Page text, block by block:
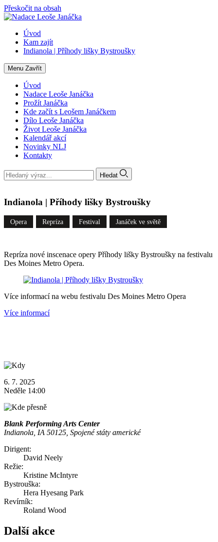
Přeskočit na obsah
Úvod
Kam zajít
Indianola | Příhody lišky Bystroušky
Menu Zavřít
Úvod
Nadace Leoše Janáčka
Prožít Janáčka
Kde začít s Leošem Janáčkem
Dílo Leoše Janáčka
Život Leoše Janáčka
Kalendář akcí
Novinky NLJ
Kontakty
Hledat
Indianola | Příhody lišky Bystroušky
Opera Repríza Festival Janáček ve světě
Repríza nové inscenace opery Příhody lišky Bystroušky na festivalu
Des Moines Metro Opera.
Více informací na webu festivalu Des Moines Metro Opera
Více informací
6. 7. 2025
Neděle 14:00
Blank Performing Arts Center
Indianola, IA 50125, Spojené státy americké
Dirigent:
David Neely
Režie:
Kristine McIntyre
Bystrouška:
Hera Hyesang Park
Revírník:
Roland Wood
Další akce